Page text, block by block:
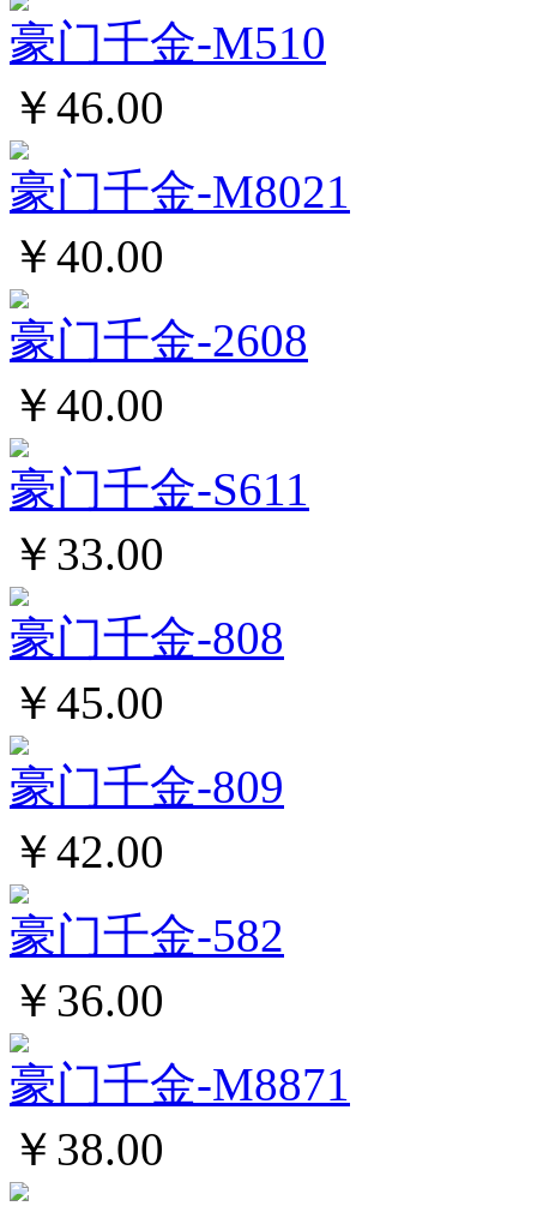
豪门千金-M510
￥46.00
豪门千金-M8021
￥40.00
豪门千金-2608
￥40.00
豪门千金-S611
￥33.00
豪门千金-808
￥45.00
豪门千金-809
￥42.00
豪门千金-582
￥36.00
豪门千金-M8871
￥38.00